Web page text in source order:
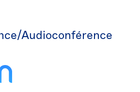
Audioconférence